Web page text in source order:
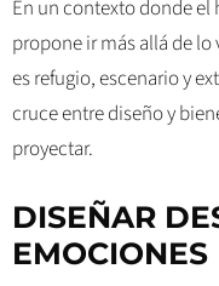
En un contexto donde
propone ir más allá de lo
es refugio, escenario y
cruce entre diseño y
proyectar.
DISEÑAR
EMOCIONES